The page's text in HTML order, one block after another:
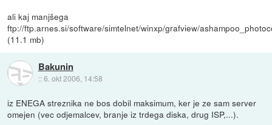
ali kaj manjšega
ftp://ftp.arnes.si/software/simtelnet/winxp/grafview/
(11.1 mb)
Bakunin
::6. okt 2006, 14:58
iz ENEGA streznika ne bos dobil maksimum, ker je ze sam server
omejen (vec odjemalcev, branje iz trdega diska, drug ISP,...).